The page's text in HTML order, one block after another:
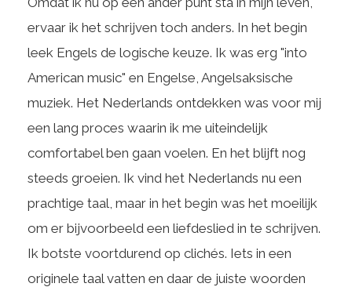
ervaar ik het schrijven toch anders. In het begin
leek Engels de logische keuze. Ik was erg "into
American music" en Engelse, Angelsaksische
muziek. Het Nederlands ontdekken was voor mij
een lang proces waarin ik me uiteindelijk
comfortabel ben gaan voelen. En het blijft nog
steeds groeien. Ik vind het Nederlands nu een
prachtige taal, maar in het begin was het moeilijk
om er bijvoorbeeld een liefdeslied in te schrijven.
Ik botste voortdurend op clichés. Iets in een
originele taal vatten en daar de juiste woorden